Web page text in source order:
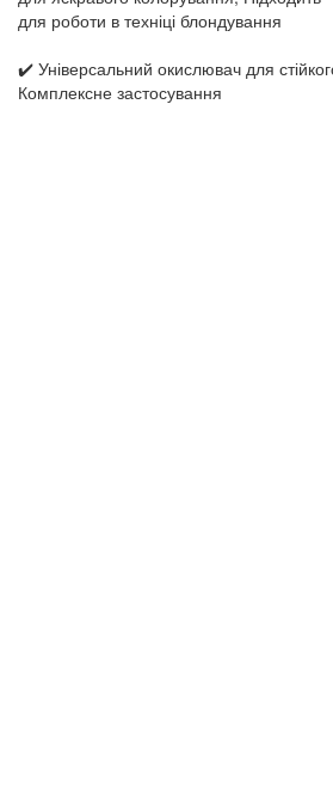
для роботи в техніці блондування
✔️ Універсальний окислювач для
Комплексне застосування